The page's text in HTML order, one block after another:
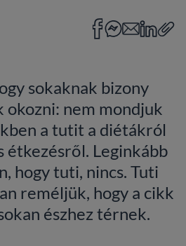
sokaknak bizony
okozni: nem mondjuk
a tutit a diétákról
étkezésről. Leginkább
hogy tuti, nincs. Tuti
reméljük, hogy a cikk
észhez térnek.